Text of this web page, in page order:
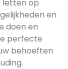
letten op
en
doen en
perfecte
behoeften